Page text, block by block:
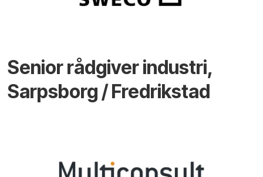
Senior rådgiver industri,
Sarpsborg / Fredrikstad